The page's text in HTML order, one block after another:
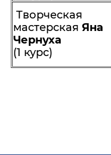
Творческая
мастерская Яна
Чернуха
(1 курс)